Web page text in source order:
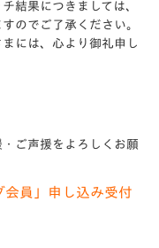
結果につきましては、
のでご了承ください。
には、心より御礼申し
ご声援をよろしくお願
員」申し込み受付